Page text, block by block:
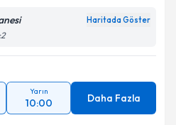
kabul ediyorum.Haritada Göster
Yarın
10:00 Daha Fazla